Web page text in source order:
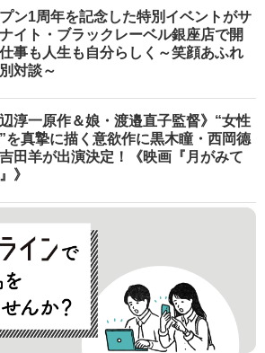
ン1周年を記念した特別イベントがサ
イト・ブラックレーベル銀座店で開
事も人生も自分らしく～笑顔あふれ
対談～
辺淳一原作＆娘・渡邉直子監督》“女性
を真摯に描く意欲作に黒木瞳・西岡德
田羊が出演決定！《映画『月がみて
》